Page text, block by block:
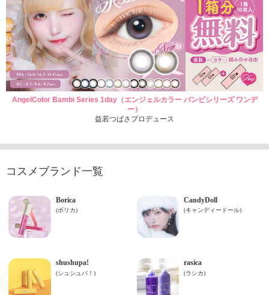
AngelColor Bambi Series 1day（エンジェルカラー バンビシリーズ ワンデ
ー）
益若つばさプロデュース
コスメブランド一覧